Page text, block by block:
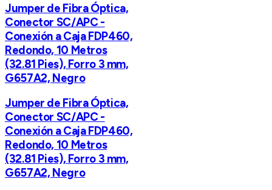
Jumper de Fibra Óptica,
Conector SC/APC -
Conexión a Caja FDP460,
Redondo, 10 Metros
(32.81 Pies), Forro 3 mm,
G657A2, Negro
Jumper de Fibra Óptica,
Conector SC/APC -
Conexión a Caja FDP460,
Redondo, 10 Metros
(32.81 Pies), Forro 3 mm,
G657A2, Negro